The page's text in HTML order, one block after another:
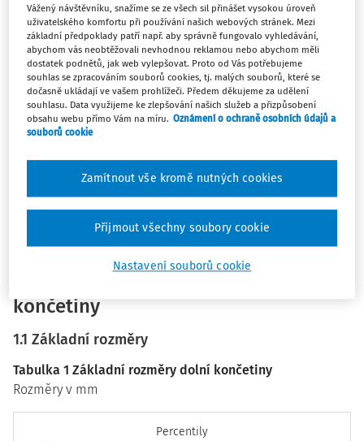
ergonomických, bezpečnostních a zdravotních zásad.
Pokud mají dolní končetiny plnit své funkce, musí být
dostatečně pevné (kosti a vazivo), pohyblivé (svalově
kloubní koordinace a síla), vnímavé a řízené (nervy
senzitivní a motorické), vyživované (cévní soustava -
tepenní a žilní), a to za podmínek přijatelné aktivní zátěže.
zejména noze, z hlediska její morfologické stavby, limitující
kineziologie, možností zdravotního ohrožení (úrazy a
nemocemi) a projevů tělesných vad, s jejich promítnutím
do reality pracovních podmínek uváděných na příkladech
podle normativů.
končetiny
1.1 Základní rozměry
Tabulka 1 Základní rozměry dolní končetiny
Rozměry v mm
Percentily
Vážený návštěvníku, snažíme se ze všech sil přinášet vysokou úroveň
uživatelského komfortu při používání našich webových stránek. Mezi
základní předpoklady patří např. aby správně fungovalo vyhledávání,
abychom vás neobtěžovali nevhodnou reklamou nebo abychom měli
dostatek podnětů, jak web vylepšovat. Proto od Vás potřebujeme
souhlas se zpracováním souborů cookies, tj. malých souborů, které se
dočasně ukládají ve vašem prohlížeči. Předem děkujeme za udělení
souhlasu. Data využijeme ke zlepšování našich služeb a přizpůsobení
obsahu webu přímo Vám na míru. Oznámení o ochraně osobních údajů a
souborů cookie
Nastavení souborů cookie
Zamítnout vše kromě nutných cookies
Přijmout všechny soubory cookie